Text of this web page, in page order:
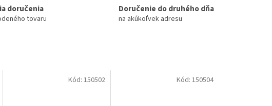
doručenia
tovaru
Doručenie do druhého dňa
na akúkoľvek adresu
Kód:150502 Kód: 150504